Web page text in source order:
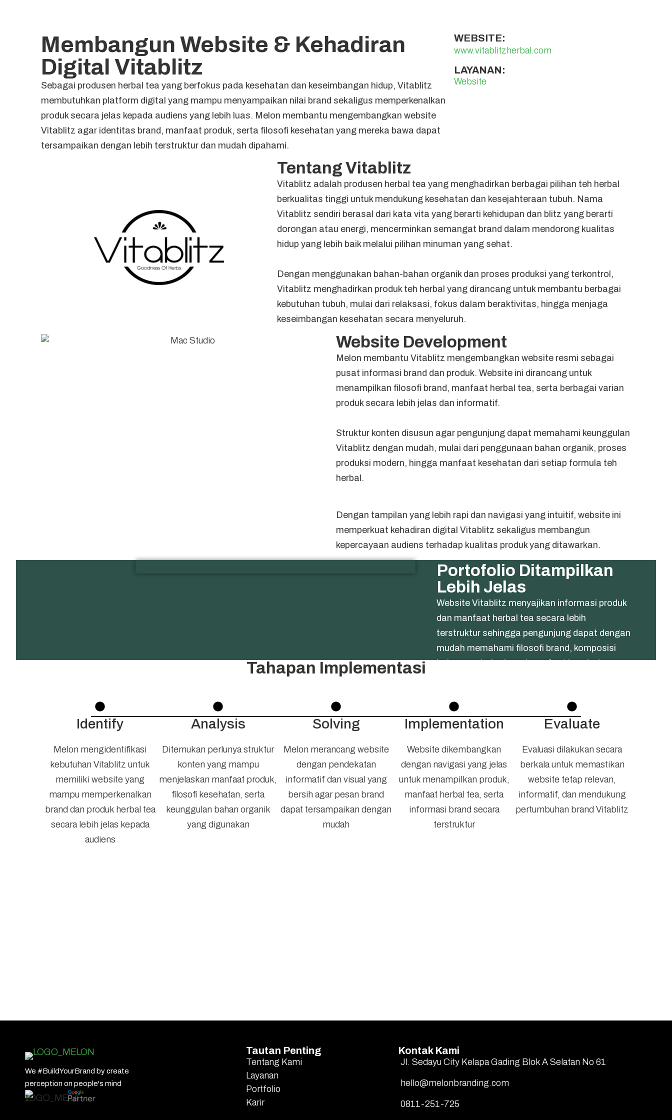
Membangun Website & Kehadiran
Digital Vitablitz
Sebagai produsen herbal tea yang berfokus pada kesehatan dan keseimbangan hidup, Vitablitz
membutuhkan platform digital yang mampu menyampaikan nilai brand sekaligus memperkenalkan
produk secara jelas kepada audiens yang lebih luas. Melon membantu mengembangkan website
Vitablitz agar identitas brand, manfaat produk, serta filosofi kesehatan yang mereka bawa dapat
tersampaikan dengan lebih terstruktur dan mudah dipahami.
WEBSITE:
www.vitablitzherbal.com
LAYANAN:
Website
Tentang Vitablitz
Vitablitz adalah produsen herbal tea yang menghadirkan berbagai pilihan teh herbal
berkualitas tinggi untuk mendukung kesehatan dan kesejahteraan tubuh. Nama
Vitablitz sendiri berasal dari kata vita yang berarti kehidupan dan blitz yang berarti
dorongan atau energi, mencerminkan semangat brand dalam mendorong kualitas
hidup yang lebih baik melalui pilihan minuman yang sehat.
Dengan menggunakan bahan-bahan organik dan proses produksi yang terkontrol,
Vitablitz menghadirkan produk teh herbal yang dirancang untuk membantu berbagai
kebutuhan tubuh, mulai dari relaksasi, fokus dalam beraktivitas, hingga menjaga
keseimbangan kesehatan secara menyeluruh.
Website Development
Melon membantu Vitablitz mengembangkan website resmi sebagai
pusat informasi brand dan produk. Website ini dirancang untuk
menampilkan filosofi brand, manfaat herbal tea, serta berbagai varian
produk secara lebih jelas dan informatif.
Struktur konten disusun agar pengunjung dapat memahami keunggulan
Vitablitz dengan mudah, mulai dari penggunaan bahan organik, proses
produksi modern, hingga manfaat kesehatan dari setiap formula teh
herbal.
Dengan tampilan yang lebih rapi dan navigasi yang intuitif, website ini
memperkuat kehadiran digital Vitablitz sekaligus membangun
kepercayaan audiens terhadap kualitas produk yang ditawarkan.
Portofolio Ditampilkan
Lebih Jelas
Website Vitablitz menyajikan informasi produk
dan manfaat herbal tea secara lebih
terstruktur sehingga pengunjung dapat dengan
mudah memahami filosofi brand, komposisi
bahan, serta berbagai manfaat kesehatan
Tahapan Implementasi
Identify
Melon mengidentifikasi
kebutuhan Vitablitz untuk
memiliki website yang
mampu memperkenalkan
brand dan produk herbal tea
secara lebih jelas kepada
audiens
Analysis
Ditemukan perlunya struktur
konten yang mampu
menjelaskan manfaat produk,
filosofi kesehatan, serta
keunggulan bahan organik
yang digunakan
Solving
Melon merancang website
dengan pendekatan
informatif dan visual yang
bersih agar pesan brand
dapat tersampaikan dengan
mudah
Implementation
Website dikembangkan
dengan navigasi yang jelas
untuk menampilkan produk,
manfaat herbal tea, serta
informasi brand secara
terstruktur
Evaluate
Evaluasi dilakukan secara
berkala untuk memastikan
website tetap relevan,
informatif, dan mendukung
pertumbuhan brand Vitablitz
We #BuildYourBrand by create
perception on people's mind
Tautan Penting
Tentang Kami
Layanan
Portfolio
Karir
Kontak Kami
Jl. Sedayu City Kelapa Gading Blok A Selatan No 61
hello@melonbranding.com
0811-251-725